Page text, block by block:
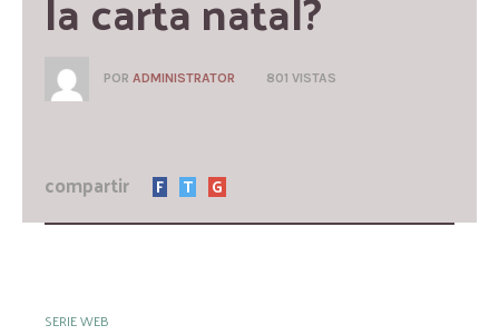
POR ADMINISTRATOR 801 VISTAS
compartir F T G
SERIE WEB